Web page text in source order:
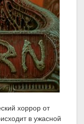
хоррор от
в ужасной